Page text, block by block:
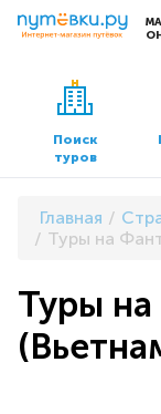
Сервисы
Бронирование
Трансфер
Поиск
туров
Главная
Туры на
Туры